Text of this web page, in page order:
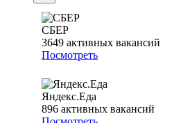
СБЕР
3649 активных вакансий
Посмотреть
Яндекс.Еда
896 активных вакансий